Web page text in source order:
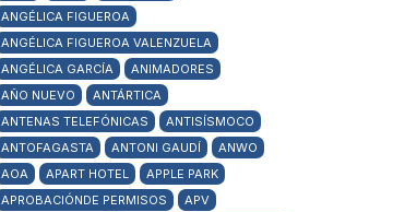
ANGÉLICA FIGUEROA
ANGÉLICA FIGUEROA VALENZUELA
ANGÉLICA GARCÍA
ANIMADORES
AÑO NUEVO
ANTÁRTICA
ANTENAS TELEFÓNICAS
ANTISÍSMOCO
ANTOFAGASTA
ANTONI GAUDÍ
ANWO
AOA
APART HOTEL
APPLE PARK
APROBACIÓNDE PERMISOS
APV